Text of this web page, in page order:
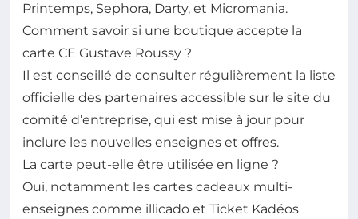
Printemps, Sephora, Darty, et Micromania.
Comment savoir si une boutique accepte la
carte CE Gustave Roussy ?
Il est conseillé de consulter régulièrement la liste
officielle des partenaires accessible sur le site du
comité d’entreprise, qui est mise à jour pour
inclure les nouvelles enseignes et offres.
La carte peut-elle être utilisée en ligne ?
Oui, notamment les cartes cadeaux multi-
enseignes comme illicado et Ticket Kadéos